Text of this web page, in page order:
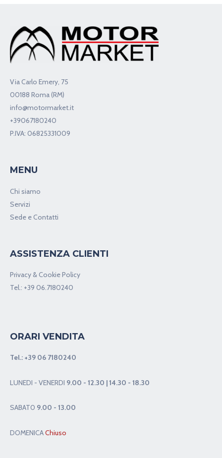
Via Carlo Emery, 75
00188 Roma (RM)
info@motormarket.it
+39067180240
P.IVA: 06825331009
MENU
Chi siamo
Servizi
Sede e Contatti
ASSISTENZA CLIENTI
Privacy & Cookie Policy
Tel.: +39 06.7180240
ORARI VENDITA
Tel.: +39 06 7180240
LUNEDI - VENERDI 9.00 - 12.30 | 14.30 - 18.30
SABAT0 9.00 - 13.00
DOMENICAChiuso